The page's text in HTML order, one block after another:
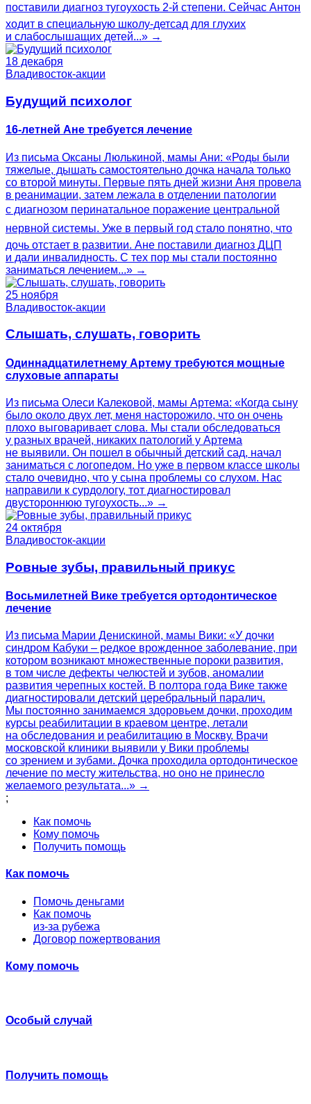
поставили диагноз тугоухость 2-й степени. Сейчас Антон
ходит в специальную школу-детсад для глухих
и слабослышащих детей...» →
18 декабря
Владивосток-акции
Будущий психолог
16-летней Ане требуется лечение
Из письма Оксаны Люлькиной, мамы Ани: «Роды были
тяжелые, дышать самостоятельно дочка начала только
со второй минуты. Первые пять дней жизни Аня провела
в реанимации, затем лежала в отделении патологии
с диагнозом перинатальное поражение центральной
нервной системы. Уже в первый год стало понятно, что
дочь отстает в развитии. Ане поставили диагноз ДЦП
и дали инвалидность. С тех пор мы стали постоянно
заниматься лечением...» →
25 ноября
Владивосток-акции
Слышать, слушать, говорить
Одиннадцатилетнему Артему требуются мощные
слуховые аппараты
Из письма Олеси Калековой, мамы Артема: «Когда сыну
было около двух лет, меня насторожило, что он очень
плохо выговаривает слова. Мы стали обследоваться
у разных врачей, никаких патологий у Артема
не выявили. Он пошел в обычный детский сад, начал
заниматься с логопедом. Но уже в первом классе школы
стало очевидно, что у сына проблемы со слухом. Нас
направили к сурдологу, тот диагностировал
двустороннюю тугоухость...» →
24 октября
Владивосток-акции
Ровные зубы, правильный прикус
Восьмилетней Вике требуется ортодонтическое
лечение
Из письма Марии Денискиной, мамы Вики: «У дочки
синдром Кабуки – редкое врожденное заболевание, при
котором возникают множественные пороки развития,
в том числе дефекты челюстей и зубов, аномалии
развития черепных костей. В полтора года Вике также
диагностировали детский церебральный паралич.
Мы постоянно занимаемся здоровьем дочки, проходим
курсы реабилитации в краевом центре, летали
на обследования и реабилитацию в Москву. Врачи
московской клиники выявили у Вики проблемы
со зрением и зубами. Дочка проходила ортодонтическое
лечение по месту жительства, но оно не принесло
желаемого результата...» →
;
Как помочь
Кому помочь
Получить помощь
Как помочь
Помочь деньгами
Как помочь
из-за рубежа
Договор пожертвования
Кому помочь
Особый случай
Получить помощь